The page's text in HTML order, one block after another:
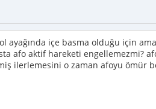
ayağında içe basma olduğu için
afo aktif hareketi engellemezmi?
ilerlemesini o zaman afoyu ömür